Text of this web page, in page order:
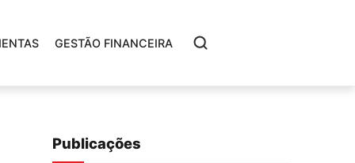
GESTÃO FINANCEIRA
Publicações